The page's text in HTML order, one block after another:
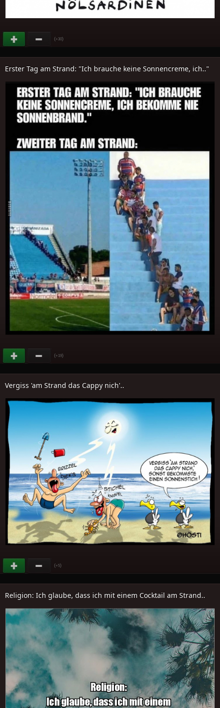
(+30)
Erster Tag am Strand: "Ich brauche keine Sonnencreme, ich.."
(+19)
Vergiss 'am Strand das Cappy nich'..
(+5)
Religion: Ich glaube, dass ich mit einem Cocktail am Strand..